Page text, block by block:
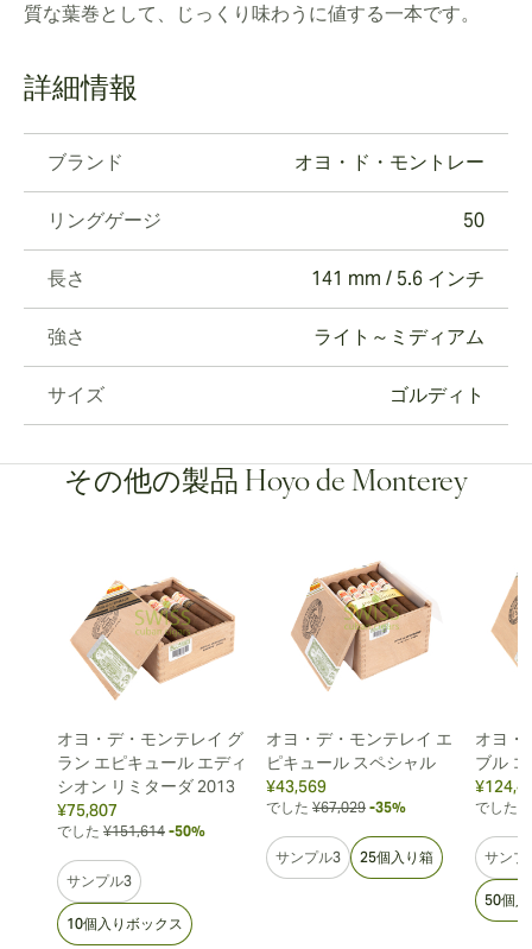
質な葉巻として、じっくり味わうに値する一本です。
詳細情報
ブランド オヨ・ド・モントレー
リングゲージ 50
長さ 141 mm / 5.6 インチ
強さ ライト～ミディアム
サイズ ゴルディト
その他の製品 Hoyo de Monterey
オヨ・デ・モンテレイ グ
ラン エピキュール エディ
シオン リミターダ 2013
¥75,807
でした ¥151,614 -50%
サンプル3
10個入りボックス
オヨ・デ・モンテレイ エ
ピキュール スペシャル
¥43,569
でした ¥67,029 -35%
サンプル3 25個入り箱
オヨ・
ブル
でした
サンプ
50個